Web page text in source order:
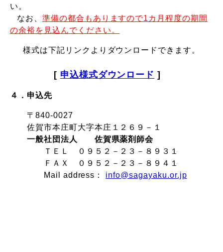
い。
なお、 準備の都合もありますので1カ月程度の期間
の余裕を見込んでください。
様式は下記リンクよりダウンロードできます。
[ 申込様式ダウンロード ]
４．申込先
〒840-0027
佐賀市本庄町大字本庄１２６９－１
一般社団法人 佐賀県薬剤師会
ＴＥＬ ０９５２－２３－８９３１
ＦＡＸ ０９５２－２３－８９４１
Mail address： info@sagayaku.or.jp